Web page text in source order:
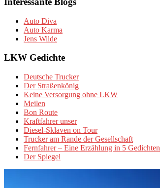
Auto Diva
Auto Karma
Jens Wilde
LKW Gedichte
Deutsche Trucker
Der Straßenkönig
Keine Versorgung ohne LKW
Meilen
Bon Route
Kraftfahrer unser
Diesel-Sklaven on Tour
Trucker am Rande der Gesellschaft
Fernfahrer – Eine Erzählung in 5 Gedichten
Der Spiegel